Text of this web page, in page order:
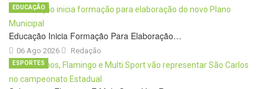
Educação Inicia Formação Para Elaboração…
06 Ago 2026
EDUCAÇÃO
Redação
ESPORTES